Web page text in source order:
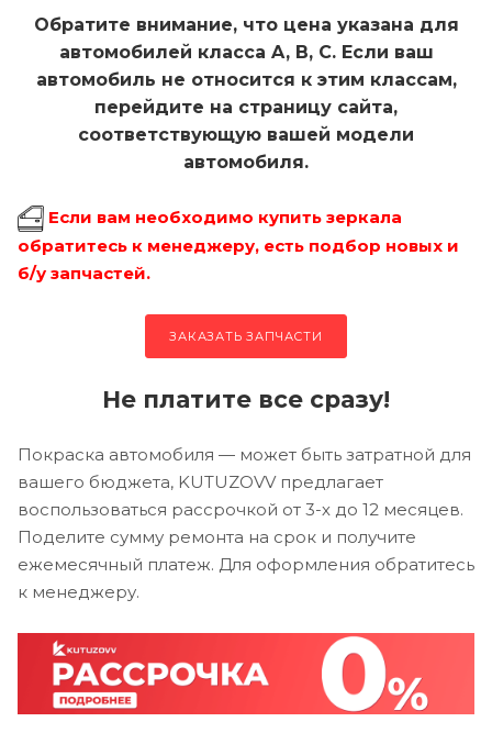
Обратите внимание, что цена указана для
автомобилей класса A, B, C. Если ваш
автомобиль не относится к этим классам,
перейдите на страницу сайта,
соответствующую вашей модели
автомобиля.
Если вам необходимо купить зеркала
обратитесь к менеджеру, есть подбор новых и
б/у запчастей.
ЗАКАЗАТЬ ЗАПЧАСТИ
Не платите все сразу!
Покраска автомобиля — может быть затратной для
вашего бюджета, KUTUZOVV предлагает
воспользоваться рассрочкой от 3-х до 12 месяцев.
Поделите сумму ремонта на срок и получите
ежемесячный платеж. Для оформления обратитесь
к менеджеру.